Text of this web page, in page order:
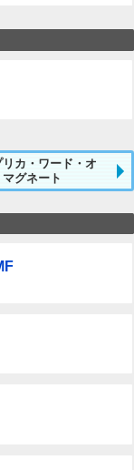
リカ・ワード・オ
マグネート